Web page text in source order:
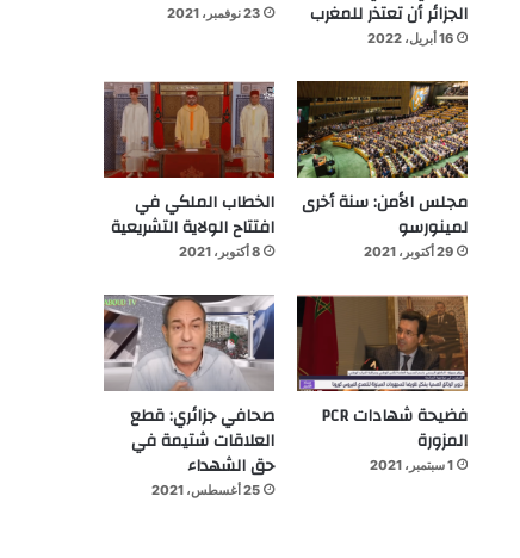
الجزائر أن تعتذر للمغرب
16 أبريل، 2022
23 نوفمبر، 2021
مجلس الأمن: سنة أخرى
لمينورسو
29 أكتوبر، 2021
الخطاب الملكي في
افتتاح الولاية التشريعية
8 أكتوبر، 2021
فضيحة شهادات PCR
المزورة
1 سبتمبر، 2021
صحافي جزائري: قطع
العلاقات شتيمة في
حق الشهداء
25 أغسطس، 2021